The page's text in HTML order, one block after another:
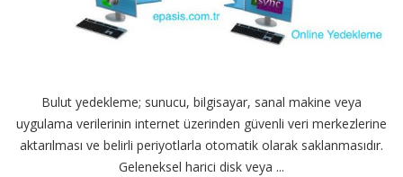
Bulut yedekleme; sunucu, bilgisayar, sanal makine veya
uygulama verilerinin internet üzerinden güvenli veri merkezlerine
aktarılması ve belirli periyotlarla otomatik olarak saklanmasıdır.
Geleneksel harici disk veya ...